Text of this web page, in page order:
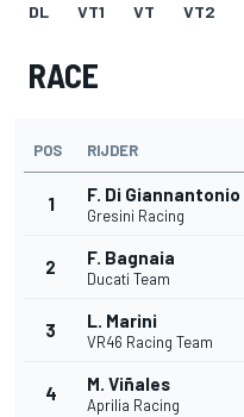
DL VT1 VT VT2
RACE
POS RIJDER
1 F. Di Giannantonio
Gresini Racing
2 F. Bagnaia
Ducati Team
3 L. Marini
VR46 Racing Team
4 M. Viñales
Aprilia Racing